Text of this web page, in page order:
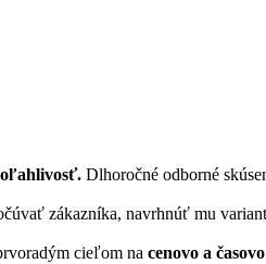
Dlhoročné odborné
zákazníka, navrhnúť mu
cieľom na cenovo a